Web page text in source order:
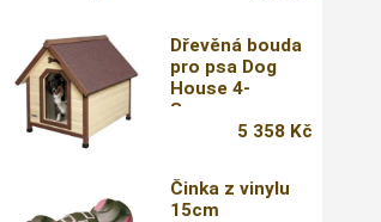
Dřevěná bouda
pro psa Dog
House 4-
Seasons
5 358 Kč
Činka z vinylu
15cm